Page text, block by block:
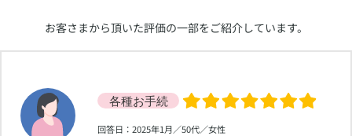
​お客さまから頂いた評価の一部をご紹介しています。
​回答日：2025年1月／50代／女性